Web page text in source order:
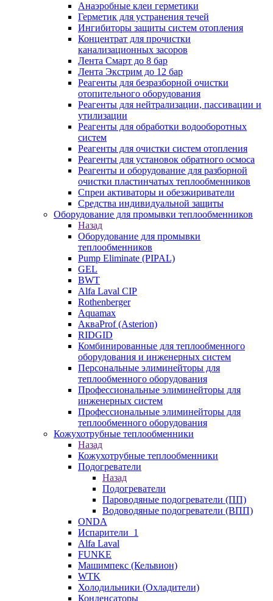
Анаэробные клеи герметики
Герметик для устранения течей
Ингибиторы защиты систем отопления
Концентрат для прочистки
канализационных засоров
Лента Смарт до 8 бар
Лента Экстрим до 12 бар
Реагенты для безразборной очистки
отопительного оборудования
Реагенты для нейтрализации, пассивации и
утилизации
Реагенты для обработки водооборотных
систем
Реагенты для очистки систем отопления
Реагенты для установок обратного осмоса
Реагенты и оборудование для разборной
очистки пластинчатых теплообменников
Спреи активаторы и обезжириватели
Средства индивидуальной защиты
Оборудование для промывки теплообменников
Назад
Оборудование для промывки
теплообменников
Pump Eliminate (PIPAL)
GEL
BWT
Alfa Laval CIP
Rothenberger
Aquamax
АкваProf (Asterion)
RIDGID
Комбинированные для теплообменного
оборудования и инженерных систем
Персональные элиминейторы для
теплообменного оборудования
Профессиональные элиминейторы для
инженерных систем
Профессиональные элиминейторы для
теплообменного оборудования
Кожухотрубные теплообменники
Назад
Кожухотрубные теплообменники
Подогреватели
Назад
Подогреватели
Пароводяные подогреватели (ПП)
Водоводяные подогреватели (ВПП)
ONDA
Испарители_1
Alfa Laval
FUNKE
Машимпекс (Кельвион)
WTK
Холодильники (Охладители)
Конденсаторы